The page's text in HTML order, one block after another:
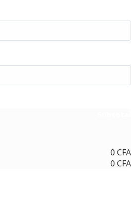
0 CFA
0 CFA